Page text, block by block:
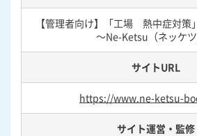
【管理者向け】「工場 熱中症対策
～Ne-Ketsu（ネッケ
サイトURL
https://www.ne-ketsu-
サイト運営・監修